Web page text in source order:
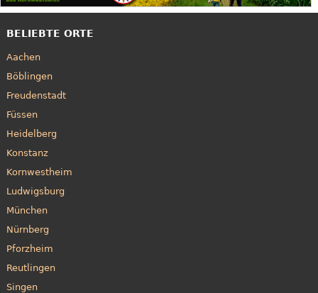
BELIEBTE ORTE
Aachen
Böblingen
Freudenstadt
Füssen
Heidelberg
Konstanz
Kornwestheim
Ludwigsburg
München
Nürnberg
Pforzheim
Reutlingen
Singen